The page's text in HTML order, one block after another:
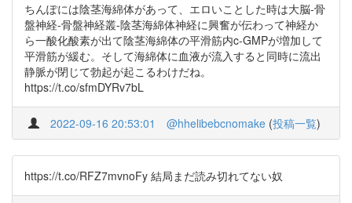
ちんぽには陰茎海綿体があって、エロいことした時は大脳-骨
盤神経-骨盤神経叢-陰茎海綿体神経に興奮が伝わって神経か
ら一酸化酸素が出て陰茎海綿体の平滑筋内c-GMPが増加して
平滑筋が緩む。そして海綿体に血液が流入すると同時に流出
静脈が閉じて勃起が起こるわけだね。
https://t.co/sfmDYRv7bL
2022-09-16 20:53:01 @hhelibebcnomake (投稿一覧)
https://t.co/RFZ7mvnoFy 結局まだ読み切れてない奴